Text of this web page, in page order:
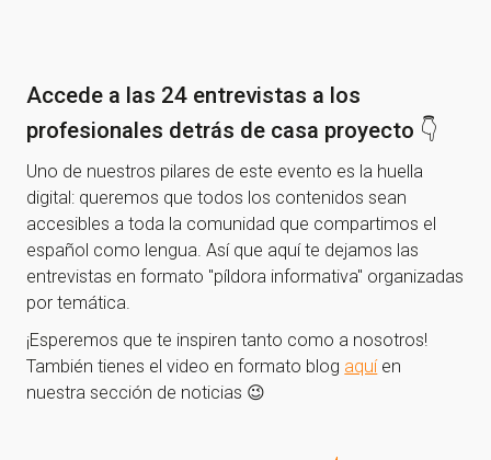
Accede a las 24 entrevistas a los
profesionales detrás de casa proyecto 👇
Uno de nuestros pilares de este evento es la huella
digital: queremos que todos los contenidos sean
accesibles a toda la comunidad que compartimos el
español como lengua. Así que aquí te dejamos las
entrevistas en formato "píldora informativa" organizadas
por temática.
¡Esperemos que te inspiren tanto como a nosotros!
También tienes el video en formato blog aquíen
nuestra sección de noticias 😉